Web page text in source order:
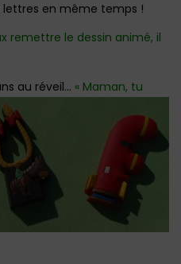
en même temps !
remettre le dessin animé, il
au réveil… « Maman, tu